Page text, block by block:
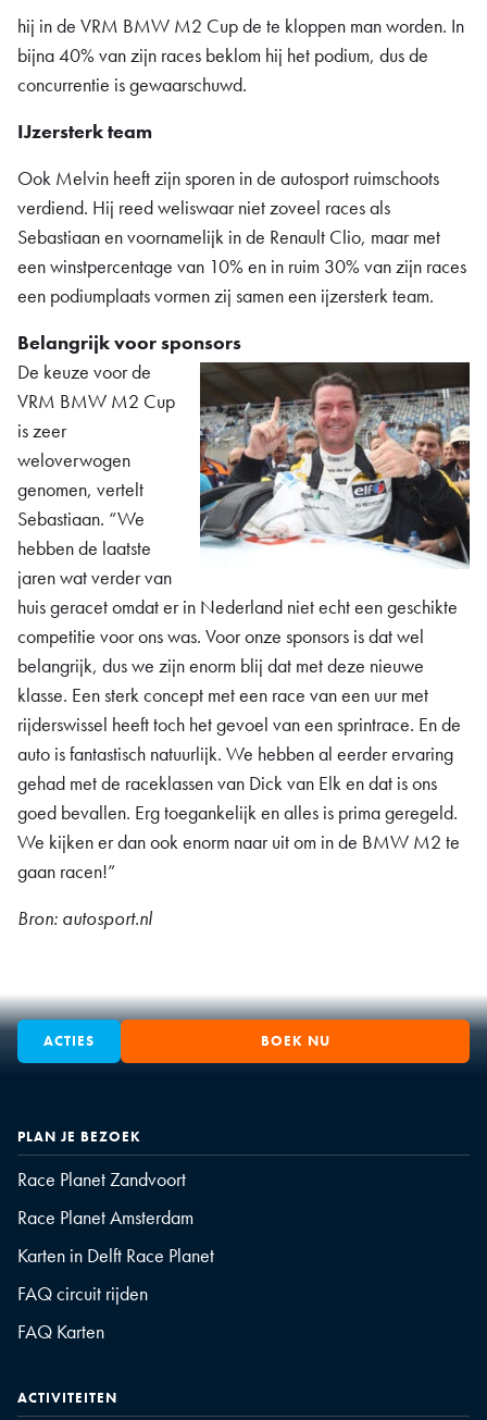
hij in de VRM BMW M2 Cup de te kloppen man worden. In
bijna 40% van zijn races beklom hij het podium, dus de
concurrentie is gewaarschuwd.
IJzersterk team
Ook Melvin heeft zijn sporen in de autosport ruimschoots
verdiend. Hij reed weliswaar niet zoveel races als
Sebastiaan en voornamelijk in de Renault Clio, maar met
een winstpercentage van 10% en in ruim 30% van zijn races
een podiumplaats vormen zij samen een ijzersterk team.
Belangrijk voor sponsors
De keuze voor de
VRM BMW M2 Cup
is zeer
weloverwogen
genomen, vertelt
Sebastiaan. “We
hebben de laatste
jaren wat verder van
huis geracet omdat er in Nederland niet echt een geschikte
competitie voor ons was. Voor onze sponsors is dat wel
belangrijk, dus we zijn enorm blij dat met deze nieuwe
klasse. Een sterk concept met een race van een uur met
rijderswissel heeft toch het gevoel van een sprintrace. En de
auto is fantastisch natuurlijk. We hebben al eerder ervaring
gehad met de raceklassen van Dick van Elk en dat is ons
goed bevallen. Erg toegankelijk en alles is prima geregeld.
We kijken er dan ook enorm naar uit om in de BMW M2 te
gaan racen!”
Bron: autosport.nl
ACTIES BOEK NU
PLAN JE BEZOEK
Race Planet Zandvoort
Race Planet Amsterdam
Karten in Delft Race Planet
FAQ circuit rijden
FAQ Karten
ACTIVITEITEN